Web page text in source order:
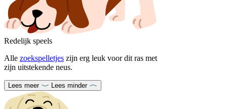
Redelijk speels
Alle zoekspelletjes zijn erg leuk voor dit ras met
zijn uitstekende neus.
Lees meer Lees minder